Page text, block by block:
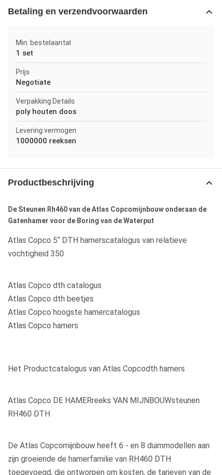
Betaling en verzendvoorwaarden
Min. bestelaantal
1 set
Prijs
Negotiate
Verpakking Details
poly houten doos
Levering vermogen
1000000 reeksen
Productbeschrijving
De Steunen Rh460 van de Atlas Copcomijnbouw onderaan de
Gatenhamer voor de Boring van de Waterput
Atlas Copco 5“ DTH hamerscatalogus van relatieve
vochtigheid 350
Atlas Copco dth catalogus
Atlas Copco dth beetjes
Atlas Copco hoogste hamercatalogus
Atlas Copco hamers
Het Productcatalogus van Atlas Copcodth hamers
Atlas Copco DE HAMERreeks VAN MIJNBOUWsteunen
RH460 DTH
De Atlas Copcomijnbouw heeft 6 - en 8 duimmodellen aan
zijn groeiende de hamerfamilie van RH460 DTH
toegevoegd, die ontworpen om kosten, de tarieven van de